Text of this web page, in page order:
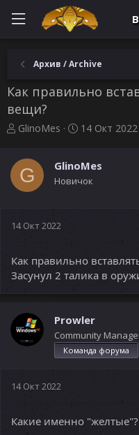
Архив / Archive
Как правильно
вещи?
А
о
р
т
м
ы
GlinoMes
Д
а
н
14 Окт 2022
G GlinoMes
Новичок
14 Окт 2022
Как правильно
Засунул 2 талика в
Prowler
Community
Команда форума
14 Окт 2022
Какие именно "желтые"?